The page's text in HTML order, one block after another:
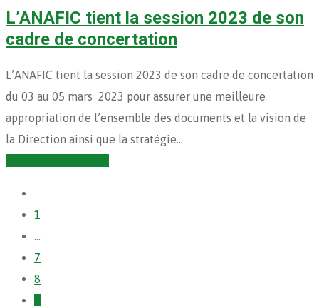
L’ANAFIC tient la session 2023 de son
cadre de concertation
L’ANAFIC tient la session 2023 de son cadre de concertation
du 03 au 05 mars 2023 pour assurer une meilleure
appropriation de l’ensemble des documents et la vision de
la Direction ainsi que la stratégie…
1
…
7
8